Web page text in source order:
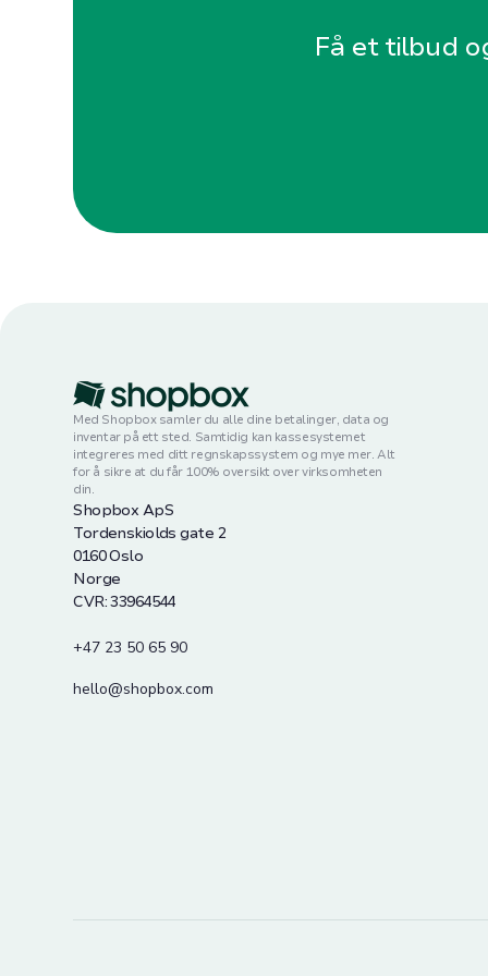
Få et tilbud
Med Shopbox samler du alle dine betalinger, data og
inventar på ett sted. Samtidig kan kassesystemet
integreres med ditt regnskapssystem og mye mer. Alt
for å sikre at du får 100% oversikt over virksomheten
din.
Shopbox ApS
Tordenskiolds gate 2
0160 Oslo
Norge
CVR: 33964544
+47 23 50 65 90
hello@shopbox.com